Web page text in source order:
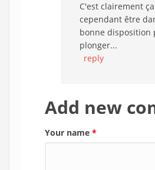
C'est clairement
cependant être
bonne disposition
plonger...
reply
Add new
Your name *